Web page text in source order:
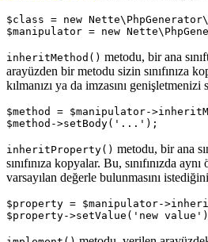
$class = new
inheritMethod() metodu, bir ana
arayüzden bir metodu sizin sınıfınıza
kılmanızı ya da imzasını genişletmenizi
$method = $manipulator-
inheritProperty() metodu, bir ana
sınıfınıza kopyalar. Bu, sınıfınızda
varsayılan değerle bulunmasını
$property = $manipulator-